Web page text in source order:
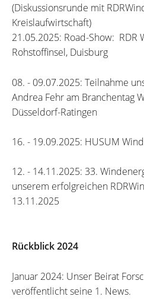
(Diskussionsrunde mit
Kreislaufwirtschaft)
21.05.2025: Road-Show: RDR
Rohstoffinsel, Duisburg
08. - 09.07.2025: Teilnahme
Andrea Fehr am Branchentag
Düsseldorf-Ratingen
16. - 19.09.2025: HUSUM Wind
12. - 14.11.2025: 33.
unserem erfolgreichen
13.11.2025
Rückblick 2024
Januar 2024: Unser Beirat
veröffentlicht seine 1. News.